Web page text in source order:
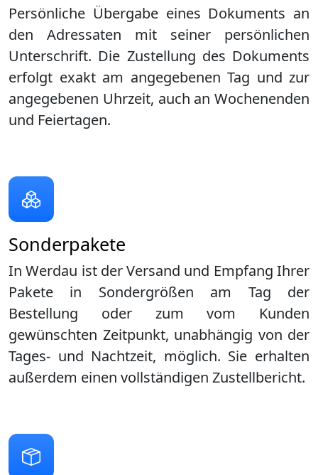
Persönliche Übergabe eines Dokuments an
den Adressaten mit seiner persönlichen
Unterschrift. Die Zustellung des Dokuments
erfolgt exakt am angegebenen Tag und zur
angegebenen Uhrzeit, auch an Wochenenden
und Feiertagen.
Sonderpakete
In Werdau ist der Versand und Empfang Ihrer
Pakete in Sondergrößen am Tag der
Bestellung oder zum vom Kunden
gewünschten Zeitpunkt, unabhängig von der
Tages- und Nachtzeit, möglich. Sie erhalten
außerdem einen vollständigen Zustellbericht.